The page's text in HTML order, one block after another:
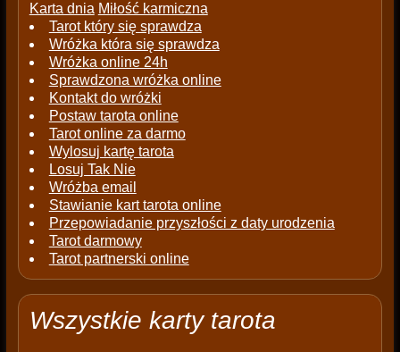
Karta dnia Miłość karmiczna
Tarot który się sprawdza
Wróżka która się sprawdza
Wróżka online 24h
Sprawdzona wróżka online
Kontakt do wróżki
Postaw tarota online
Tarot online za darmo
Wylosuj kartę tarota
Losuj Tak Nie
Wróżba email
Stawianie kart tarota online
Przepowiadanie przyszłości z daty urodzenia
Tarot darmowy
Tarot partnerski online
Wszystkie karty tarota